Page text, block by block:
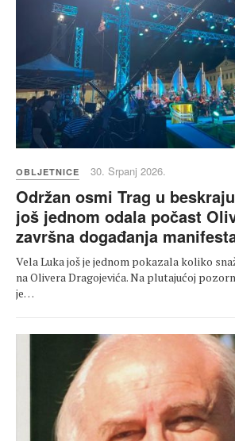
OBLJETNICE 30. Srpanj 2026.
Održan osmi Trag u
još jednom odala počast
završna događanja
Vela Luka još je jednom pokazala koliko
na Olivera Dragojevića. Na plutajućoj
je…